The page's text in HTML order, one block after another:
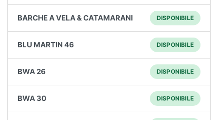
BARCHE A VELA & CATAMARANI DISPONIBILE
BLU MARTIN 46 DISPONIBILE
BWA 26 DISPONIBILE
BWA 30 DISPONIBILE